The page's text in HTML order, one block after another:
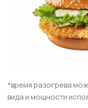
*время разогрева
вида и мощности